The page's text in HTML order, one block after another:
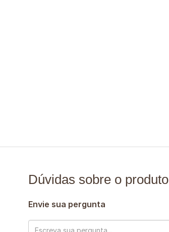
Dúvidas sobre o produto
Envie sua pergunta